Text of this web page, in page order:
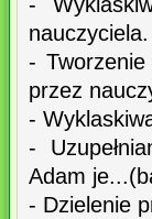
nauczyciela.
-
przez
-
-
Adam
- Dzielenie